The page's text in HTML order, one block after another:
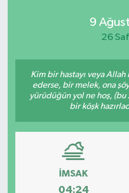
9
26
Kim bir hastayı veya
ederse, bir melek, ona
yürüdüğün yol ne hoş,
bir köşk
İMSAK
04:24